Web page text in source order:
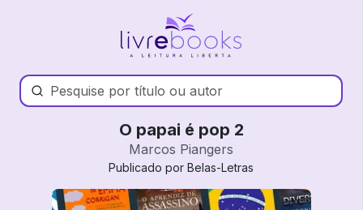
O papai é pop 2
Marcos Piangers
Publicado por Belas-Letras